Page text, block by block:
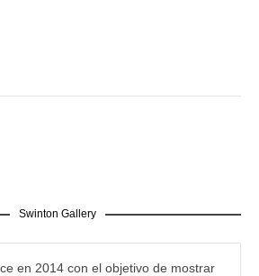
Swinton Gallery
en 2014 con el objetivo de mostrar